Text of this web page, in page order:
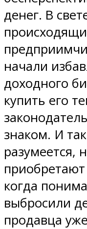
денег. В
начали
доходного
купить его
знаком. И
разумеется,
когда
выбросили
продавца